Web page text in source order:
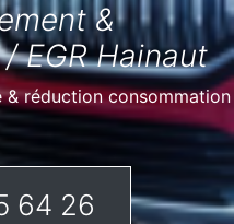
&
EGR Hainaut
réduction consommation
64 26